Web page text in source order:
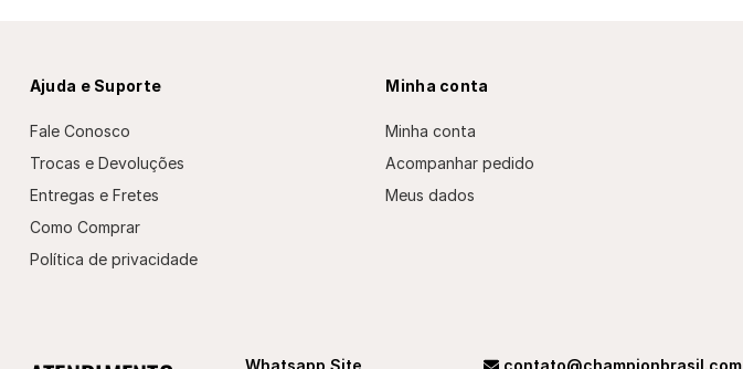
Ajuda e Suporte
Fale Conosco
Trocas e Devoluções
Entregas e Fretes
Como Comprar
Política de privacidade
Minha conta
Minha conta
Acompanhar pedido
Meus dados
Whatsapp Site contato@championbrasil.com